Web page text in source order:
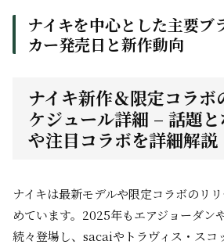
ナイキを中心とした主要ブ
カー発売日と新作動向
ナイキ新作＆限定コラボ
ケジュール詳細 – 話題
や注目コラボを詳細解説
ナイキは最新モデルや限定コラボのリ
めています。2025年もエアジョーダン
続々登場し、sacaiやトラヴィス・スコ